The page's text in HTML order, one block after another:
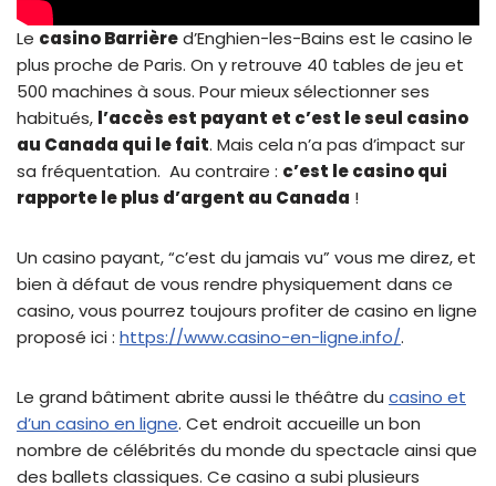
Le casino Barrièred’Enghien-les-Bains est le casino le
plus proche de Paris. On y retrouve 40 tables de jeu et
500 machines à sous. Pour mieux sélectionner ses
habitués, l’accès est payant et c’est le seul casino
au Canada qui le fait. Mais cela n’a pas d’impact sur
sa fréquentation. Au contraire : c’est le casino qui
rapporte le plus d’argent au Canada !
Un casino payant, “c’est du jamais vu” vous me direz, et
bien à défaut de vous rendre physiquement dans ce
casino, vous pourrez toujours profiter de casino en ligne
proposé ici : https://www.casino-en-ligne.info/.
Le grand bâtiment abrite aussi le théâtre du casino et
d’un casino en ligne. Cet endroit accueille un bon
nombre de célébrités du monde du spectacle ainsi que
des ballets classiques. Ce casino a subi plusieurs